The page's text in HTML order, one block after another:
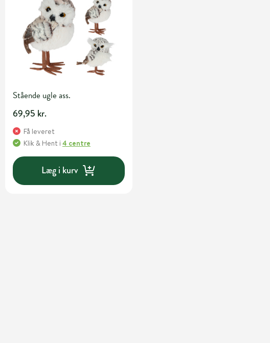
Stående ugle ass.
69,95 kr.
Få leveret
Klik & Hent i 4 centre
Læg i kurv